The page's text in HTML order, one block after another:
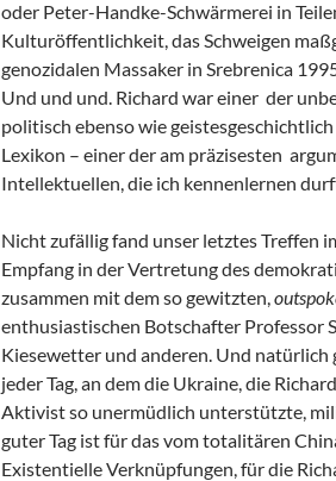
oder Peter-Handke-Schwärmerei in
Kulturöffentlichkeit, das Schweigen
genozidalen Massaker in Srebrenica
Und und und. Richard war einer der
politisch ebenso wie
Lexikon – einer der am präzisesten
Intellektuellen, die ich kennenlernen
Nicht zufällig fand unser letztes Treffen
Empfang in der Vertretung des
zusammen mit dem so gewitzten,
enthusiastischen Botschafter Professor
Kiesewetter und anderen. Und natürlich
jeder Tag, an dem die Ukraine, die
Aktivist so unermüdlich unterstützte,
guter Tag ist für das vom totalitären
Existentielle Verknüpfungen, für die